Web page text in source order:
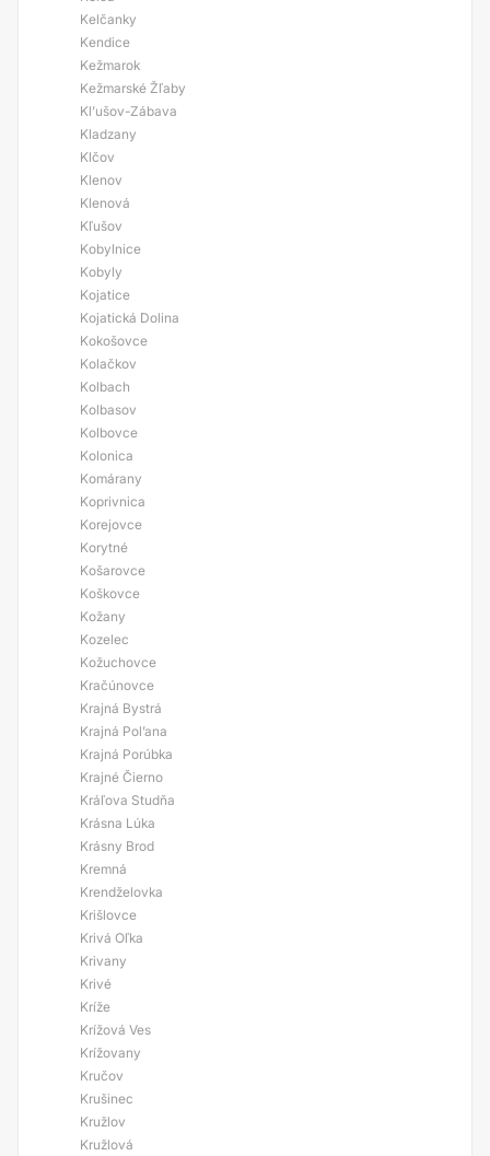
Kelčanky
Kendice
Kežmarok
Kežmarské Žľaby
Kl’ušov-Zábava
Kladzany
Klčov
Klenov
Klenová
Kľušov
Kobylnice
Kobyly
Kojatice
Kojatická Dolina
Kokošovce
Kolačkov
Kolbach
Kolbasov
Kolbovce
Kolonica
Komárany
Koprivnica
Korejovce
Korytné
Košarovce
Koškovce
Kožany
Kozelec
Kožuchovce
Kračúnovce
Krajná Bystrá
Krajná Pol’ana
Krajná Porúbka
Krajné Čierno
Kráľova Studňa
Krásna Lúka
Krásny Brod
Kremná
Krendželovka
Krišlovce
Krivá Oľka
Krivany
Krivé
Kríže
Krížová Ves
Krížovany
Kručov
Krušinec
Kružlov
Kružlová